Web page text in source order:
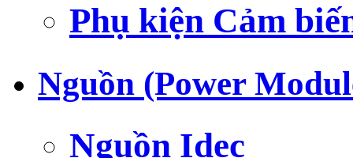
Phụ kiện Cảm
Nguồn (Power
Nguồn Idec